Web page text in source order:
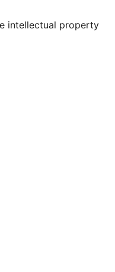
intellectual property